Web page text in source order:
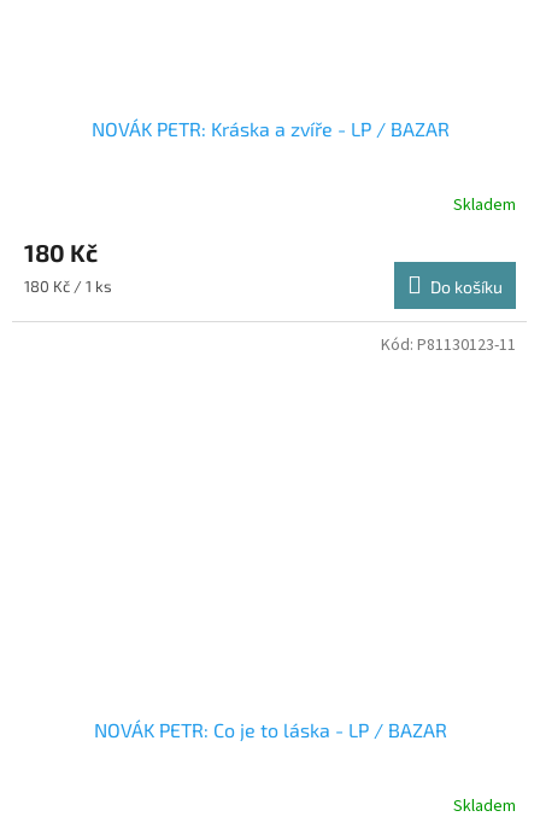
NOVÁK PETR: Kráska a zvíře - LP / BAZAR
Skladem
180 Kč
Měrná
180 Kč / 1 ks Do košíku
NOVÁK PETR: Co je to láska - LP / BAZAR
Skladem
Kód: P81130123-11